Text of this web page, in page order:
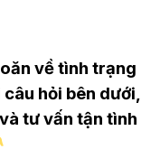
về tình trạng
hỏi bên dưới,
tư vấn tận tình